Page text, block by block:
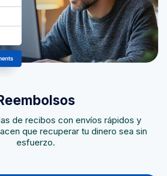
de recibos con envíos rápidos y
que recuperar tu dinero sea sin
esfuerzo.